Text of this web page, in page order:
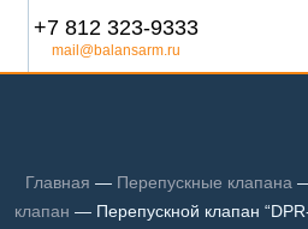
+7 812 323-9333
mail@balansarm.ru
Главная — Перепускные клапана
клапан — Перепускной клапан